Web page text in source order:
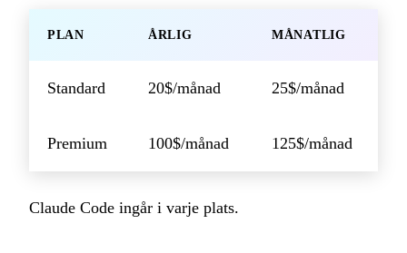
PLAN ÅRLIG MÅNATLIG
Standard 20$/månad 25$/månad
Premium 100$/månad 125$/månad
Claude Code ingår i varje plats.